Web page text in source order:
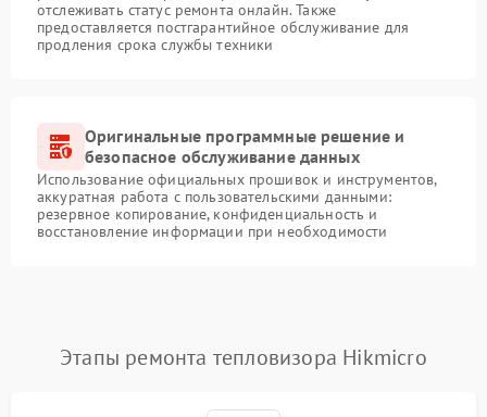
отслеживать статус ремонта онлайн. Также
предоставляется постгарантийное обслуживание для
продления срока службы техники
Оригинальные программные решение и
безопасное обслуживание данных
Использование официальных прошивок и инструментов,
аккуратная работа с пользовательскими данными:
резервное копирование, конфиденциальность и
восстановление информации при необходимости
Этапы ремонта тепловизора Hikmicro